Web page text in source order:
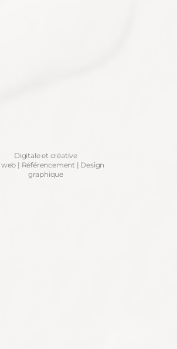
Digitale et créative
web | Référencement | Design
graphique